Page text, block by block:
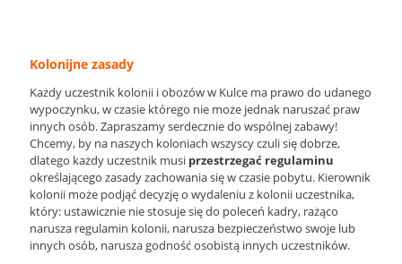
Kolonijne zasady
Każdy uczestnik kolonii i obozów w Kulce ma prawo do udanego
wypoczynku, w czasie którego nie może jednak naruszać praw
innych osób. Zapraszamy serdecznie do wspólnej zabawy!
Chcemy, by na naszych koloniach wszyscy czuli się dobrze,
dlatego każdy uczestnik musi przestrzegać regulaminu
określającego zasady zachowania się w czasie pobytu. Kierownik
kolonii może podjąć decyzję o wydaleniu z kolonii uczestnika,
który: ustawicznie nie stosuje się do poleceń kadry, rażąco
narusza regulamin kolonii, narusza bezpieczeństwo swoje lub
innych osób, narusza godność osobistą innych uczestników.